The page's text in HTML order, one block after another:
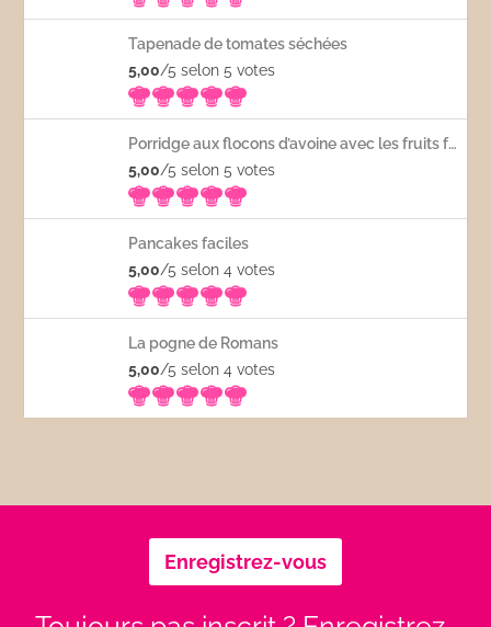
Tapenade de tomates séchées
5,00/5 selon 5votes
Porridge aux flocons d’avoine avec les fruits frais
5,00/5 selon 5votes
Pancakes faciles
5,00/5 selon 4votes
La pogne de Romans
5,00/5 selon 4votes
Enregistrez-vous